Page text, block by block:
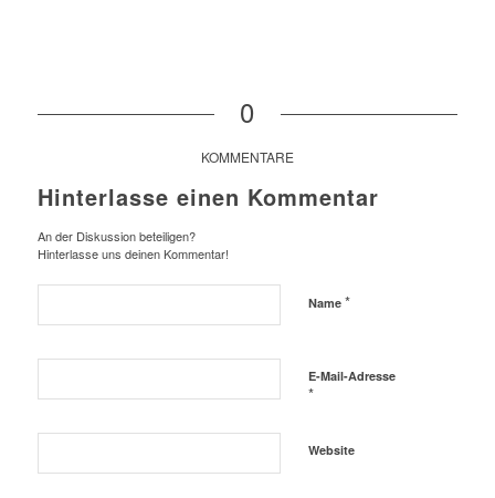
0
KOMMENTARE
Hinterlasse einen Kommentar
An der Diskussion beteiligen?
Hinterlasse uns deinen Kommentar!
Name *
E-Mail-Adresse
*
Website